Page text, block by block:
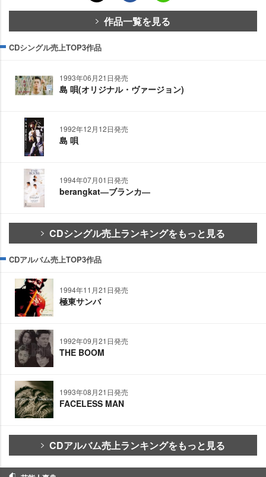
作品一覧を見る
CDシングル売上TOP3作品
1993年06月21日発売
島 唄(オリジナル・ヴァージョン)
1992年12月12日発売
島 唄
1994年07月01日発売
berangkat―ブランカ―
CDシングル売上ランキングをもっと見る
CDアルバム売上TOP3作品
1994年11月21日発売
極東サンバ
1992年09月21日発売
THE BOOM
1993年08月21日発売
FACELESS MAN
CDアルバム売上ランキングをもっと見る